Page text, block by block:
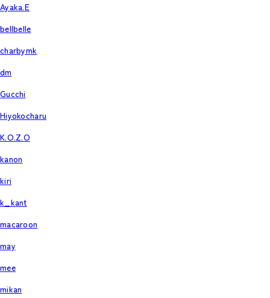
Ayaka.E
bellbelle
charbymk
dm
Gucchi
Hiyokocharu
K.O.Z.O
kanon
kiri
k_kant
macaroon
may
mee
mikan